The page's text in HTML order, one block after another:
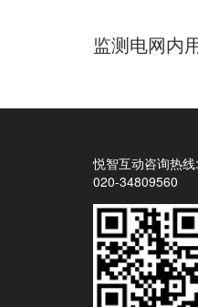
监测电网内
悦智互动咨询热线:
020-34809560